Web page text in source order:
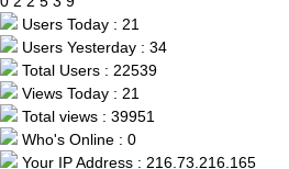
Users Today : 21
Users Yesterday : 34
Total Users : 22539
Views Today : 21
Total views : 39951
Who's Online : 0
Your IP Address : 216.73.216.165